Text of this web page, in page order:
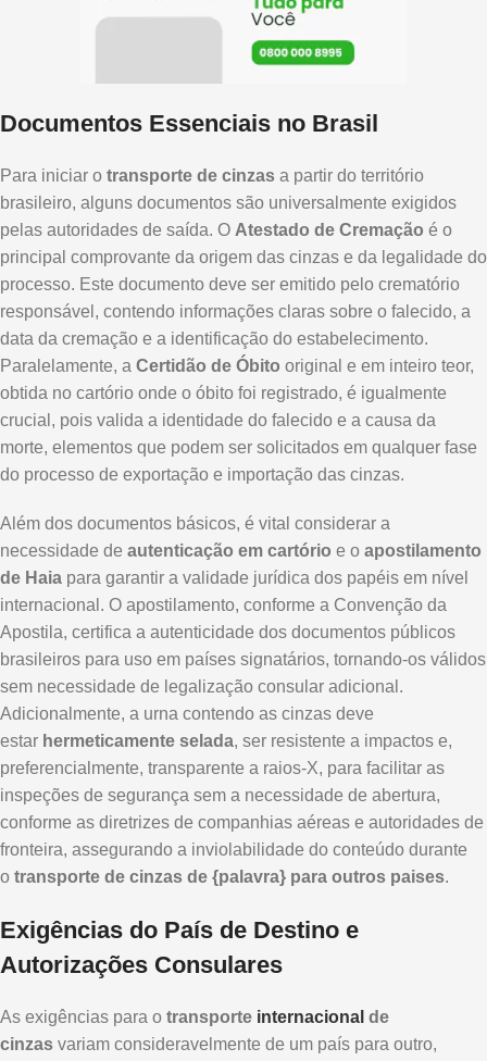
Documentos Essenciais no Brasil
Para iniciar o transporte de cinzas a partir do território
brasileiro, alguns documentos são universalmente exigidos
pelas autoridades de saída. O Atestado de Cremação é o
principal comprovante da origem das cinzas e da legalidade do
processo. Este documento deve ser emitido pelo crematório
responsável, contendo informações claras sobre o falecido, a
data da cremação e a identificação do estabelecimento.
Paralelamente, a Certidão de Óbito original e em inteiro teor,
obtida no cartório onde o óbito foi registrado, é igualmente
crucial, pois valida a identidade do falecido e a causa da
morte, elementos que podem ser solicitados em qualquer fase
do processo de exportação e importação das cinzas.
Além dos documentos básicos, é vital considerar a
necessidade de autenticação em cartório e o apostilamento
de Haia para garantir a validade jurídica dos papéis em nível
internacional. O apostilamento, conforme a Convenção da
Apostila, certifica a autenticidade dos documentos públicos
brasileiros para uso em países signatários, tornando-os válidos
sem necessidade de legalização consular adicional.
Adicionalmente, a urna contendo as cinzas deve
estar hermeticamente selada, ser resistente a impactos e,
preferencialmente, transparente a raios-X, para facilitar as
inspeções de segurança sem a necessidade de abertura,
conforme as diretrizes de companhias aéreas e autoridades de
fronteira, assegurando a inviolabilidade do conteúdo durante
o transporte de cinzas de {palavra} para outros paises.
Exigências do País de Destino e
Autorizações Consulares
As exigências para o transporte internacional de
cinzas variam consideravelmente de um país para outro,